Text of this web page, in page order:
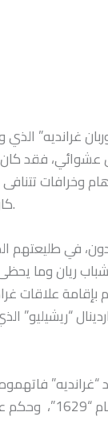
عشوائي، فقد
وخرافات
كان مليء بالدجالين والمشعوذين الذين يتاجرون بالمبادئ السامية.
في
ريان وما
بإقامة علاقات
“ريشيليو”